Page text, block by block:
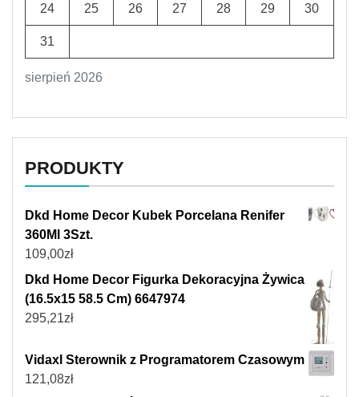
sierpień 2026
24 25 26 27 28 29 30
31
PRODUKTY
Dkd Home Decor Kubek Porcelana Renifer
360Ml 3Szt.
109,00zł
Dkd Home Decor Figurka Dekoracyjna Żywica
(16.5x15 58.5 Cm) 6647974
295,21zł
Vidaxl Sterownik z Programatorem Czasowym
121,08zł